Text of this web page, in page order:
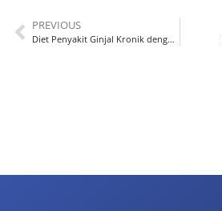
PREVIOUS
Diet Penyakit Ginjal Kronik dengan Hemodialisis